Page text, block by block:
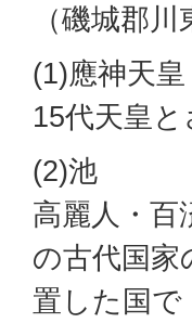
（磯城郡
(1)應神天皇
15代天皇と
(2)池
高麗人・百
の古代国家
置した国